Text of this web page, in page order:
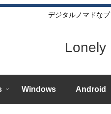
デジタルノマドな
Lonely
Windows Android